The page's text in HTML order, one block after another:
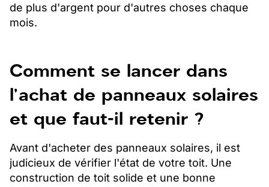
de plus d'argent pour d'autres choses chaque
mois.
Comment se lancer dans
l'achat de panneaux solaires
et que faut-il retenir ?
Avant d'acheter des panneaux solaires, il est
judicieux de vérifier l'état de votre toit. Une
construction de toit solide et une bonne